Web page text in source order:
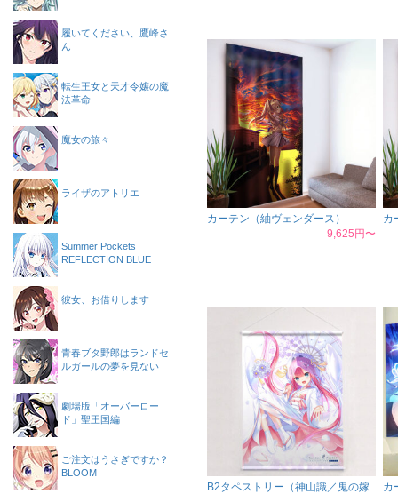
カーテン（紬ヴェンダース）
9,625円〜
カ
B2タペストリー（神山識／鬼の嫁
カ
履いてください、鷹峰さ
ん
転生王女と天才令嬢の魔
法革命
魔女の旅々
ライザのアトリエ
Summer Pockets
REFLECTION BLUE
彼女、お借りします
青春ブタ野郎はランドセ
ルガールの夢を見ない
劇場版「オーバーロー
ド」聖王国編
ご注文はうさぎですか？
BLOOM